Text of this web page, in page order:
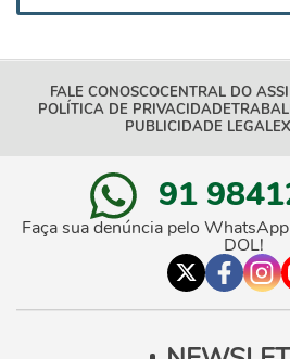
FALE CONOSCOCENTRAL DO
POLÍTICA DE PRIVACIDADE
PUBLICIDADE LEGAL
91
Faça sua denúncia pelo
DOL!